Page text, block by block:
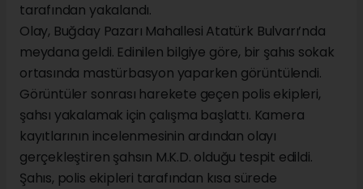
tarafından yakalandı.
Olay, Buğday Pazarı Mahallesi Atatürk Bulvarı’nda
meydana geldi. Edinilen bilgiye göre, bir şahıs sokak
ortasında mastürbasyon yaparken görüntülendi.
Görüntüler sonrası harekete geçen polis ekipleri,
şahsı yakalamak için çalışma başlattı. Kamera
kayıtlarının incelenmesinin ardından olayı
gerçekleştiren şahsın M.K.D. olduğu tespit edildi.
Şahıs, polis ekipleri tarafından kısa sürede